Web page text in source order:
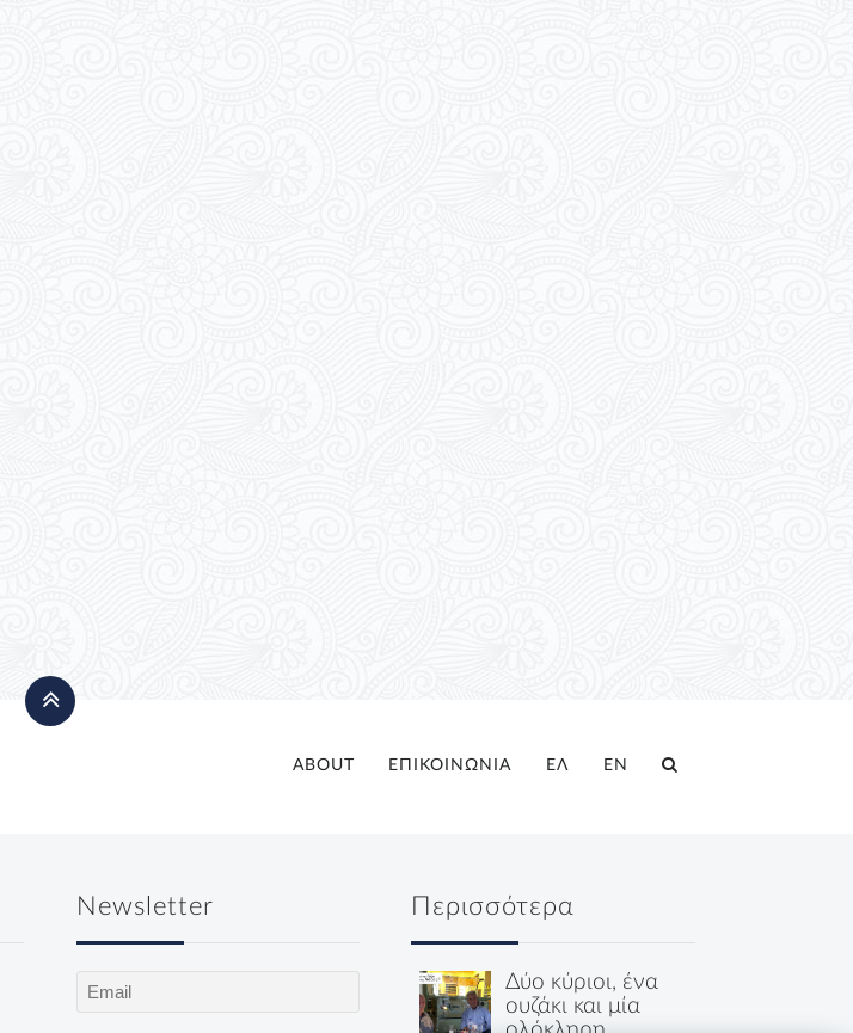
ABOUT ΕΠΙΚΟΙΝΩΝΙΑ ΕΛ EN
Newsletter
Email
Περισσότερα
Δύο κύριοι, ένα
ουζάκι και μία